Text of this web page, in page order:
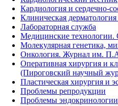
Кардиология и сердечно-
Клиническая
Лабораторная служба
Медицинские
Молекулярная генетика,
Онкология. Журнал им.
Оперативная хирургия и
(Пироговский научный
Пластическая хирургия и
Проблемы репродукции
Проблемы эндокринологии